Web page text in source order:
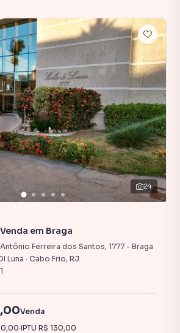
24
em Braga
Ferreira dos Santos, 1777 - Braga
Luna · Cabo Frio, RJ
1
Venda
·IPTU R$ 130,00